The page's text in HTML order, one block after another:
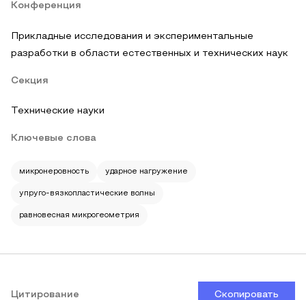
Конференция
Прикладные исследования и экспериментальные
разработки в области естественных и технических наук
Секция
Технические науки
Ключевые слова
микронеровность ударное нагружение
упруго-вязкопластические волны
равновесная микрогеометрия
Цитирование Скопировать